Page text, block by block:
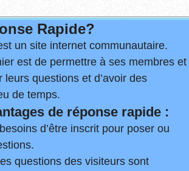
Rapide?
un site internet communautaire.
est de permettre à ses membres et
leurs questions et d’avoir des
de temps.
de réponse rapide :
d’être inscrit pour poser ou
questions des visiteurs sont